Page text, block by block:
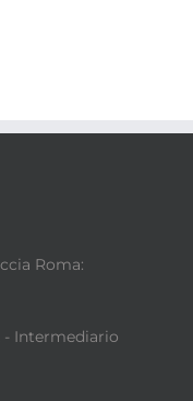
Roma:
- Intermediario